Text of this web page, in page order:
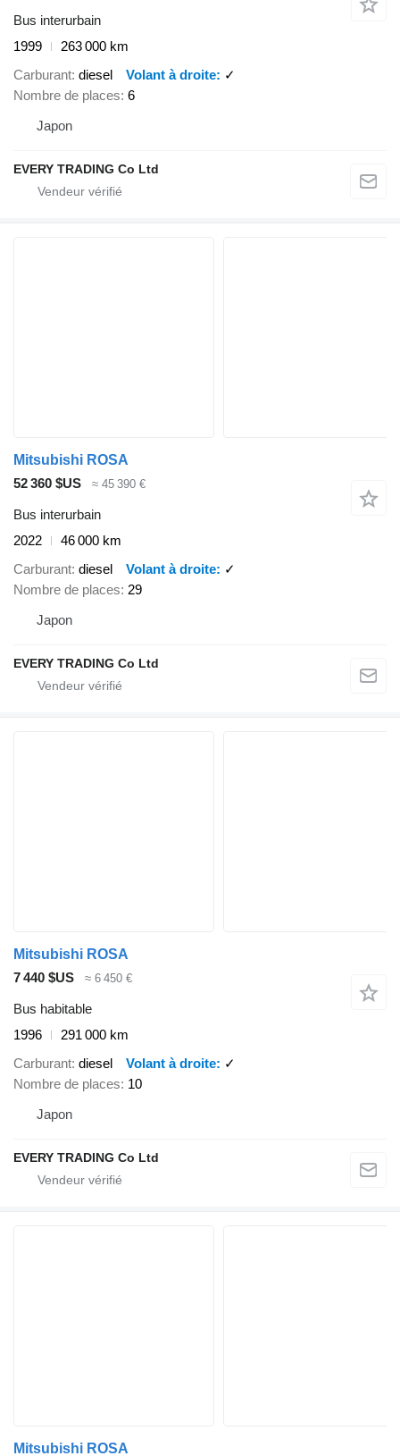
Bus interurbain
1999
263 000 km
Carburant diesel Volant à droite
✓
Nombre de places 6
Japon
EVERY TRADING Co Ltd
Mitsubishi ROSA
52 360 $US
≈ 45 390 €
Bus interurbain
2022
46 000 km
Carburant diesel Volant à droite
✓
Nombre de places 29
Japon
EVERY TRADING Co Ltd
Mitsubishi ROSA
7 440 $US
≈ 6 450 €
Bus habitable
1996
291 000 km
Carburant diesel Volant à droite
✓
Nombre de places 10
Japon
EVERY TRADING Co Ltd
Mitsubishi ROSA